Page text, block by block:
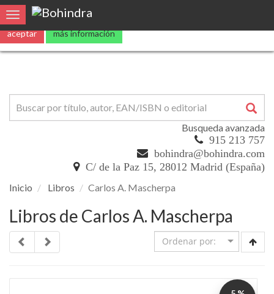
Utilizamoscookies propias y de terceros para mejorar nuestros
aceptar más información
Toggle navigation
Busqueda avanzada
915 213 757
bohindra@bohindra.com
C/ de la Paz 15, 28012 Madrid (España)
Inicio Libros Carlos A. Mascherpa
Libros de Carlos A. Mascherpa